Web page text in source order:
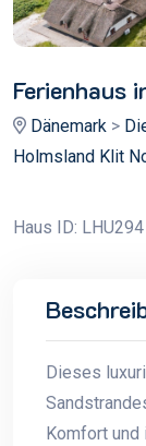
Ferienhaus
Dänemark >
Holmsland Klit
Haus ID: LHU294
Dieses
Komfort